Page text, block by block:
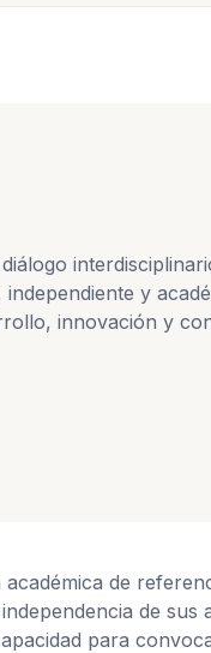
y
innovación y
de
de sus
para